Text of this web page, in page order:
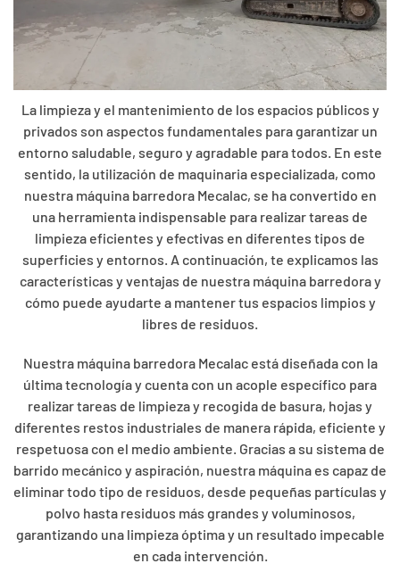
La limpieza y el mantenimiento de los espacios públicos y
privados son aspectos fundamentales para garantizar un
entorno saludable, seguro y agradable para todos. En este
sentido, la utilización de maquinaria especializada, como
nuestra máquina barredora Mecalac, se ha convertido en
una herramienta indispensable para realizar tareas de
limpieza eficientes y efectivas en diferentes tipos de
superficies y entornos. A continuación, te explicamos las
características y ventajas de nuestra máquina barredora y
cómo puede ayudarte a mantener tus espacios limpios y
libres de residuos.
Nuestra máquina barredora Mecalac está diseñada con la
última tecnología y cuenta con un acople específico para
realizar tareas de limpieza y recogida de basura, hojas y
diferentes restos industriales de manera rápida, eficiente y
respetuosa con el medio ambiente. Gracias a su sistema de
barrido mecánico y aspiración, nuestra máquina es capaz de
eliminar todo tipo de residuos, desde pequeñas partículas y
polvo hasta residuos más grandes y voluminosos,
garantizando una limpieza óptima y un resultado impecable
en cada intervención.